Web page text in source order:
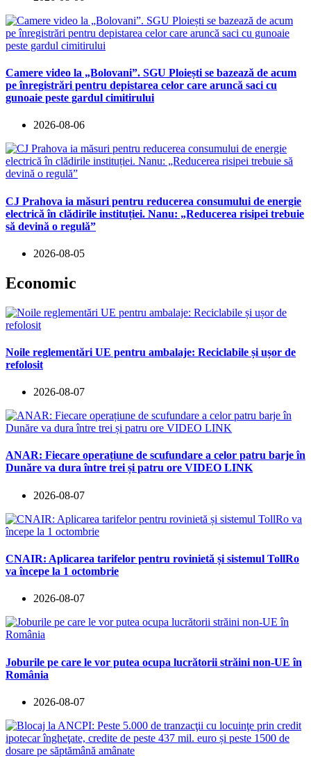
Camere video la „Bolovani”. SGU Ploiești se bazează de acum
pe înregistrări pentru depistarea celor care aruncă saci cu
gunoaie peste gardul cimitirului
2026-08-06
CJ Prahova ia măsuri pentru reducerea consumului de energie
electrică în clădirile instituției. Nanu: „Reducerea risipei trebuie
să devină o regulă”
2026-08-05
Economic
Noile reglementări UE pentru ambalaje: Reciclabile și ușor de
refolosit
2026-08-07
ANAR: Fiecare operațiune de scufundare a celor patru barje în
Dunăre va dura între trei și patru ore VIDEO LINK
2026-08-07
CNAIR: Aplicarea tarifelor pentru rovinietă și sistemul TollRo
va începe la 1 octombrie
2026-08-07
Joburile pe care le vor putea ocupa lucrătorii străini non-UE în
România
2026-08-07